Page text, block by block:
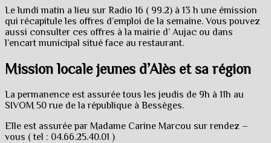
Le lundi matin a lieu sur Radio 16 ( 99.2) à 13 h une émission
qui récapitule les offres d’emploi de la semaine. Vous pouvez
aussi consulter ces offres à la mairie d’ Aujac ou dans
l’encart municipal situé face au restaurant.
Mission locale jeunes d’Alès et sa région
La permanence est assurée tous les jeudis de 9h à 11h au
SIVOM 50 rue de la république à Bessèges.
Elle est assurée par Madame Carine Marcou sur rendez –
vous ( tel : 04.66.25.40.01 )